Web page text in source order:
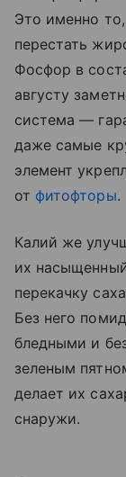
Это именно
перестать
Фосфор в
августу
система —
даже самые
элемент
от фитофторы.
Калий же
их
перекачку
Без него
бледными и
зеленым
делает их
снаружи.